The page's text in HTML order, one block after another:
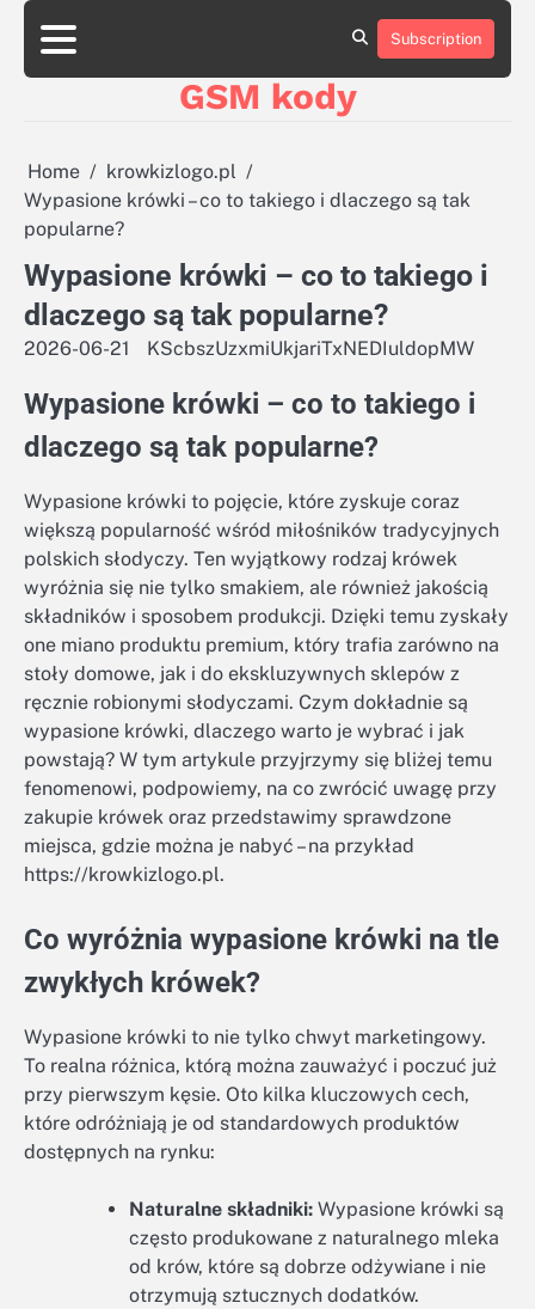
Skip
content
aluminumboatplans.com
dobra-
boatplans.eu
Kontakt
Subscription
GSM kody
Home
krowkizlogo.pl
Wypasione krówki – co to takiego i dlaczego są tak
popularne?
Wypasione krówki – co to takiego i
dlaczego są tak popularne?
2026-06-21 KScbszUzxmiUkjariTxNEDIuldopMW
Wypasione krówki – co to takiego i
dlaczego są tak popularne?
Wypasione krówki to pojęcie, które zyskuje coraz
większą popularność wśród miłośników tradycyjnych
polskich słodyczy. Ten wyjątkowy rodzaj krówek
wyróżnia się nie tylko smakiem, ale również jakością
składników i sposobem produkcji. Dzięki temu zyskały
one miano produktu premium, który trafia zarówno na
stoły domowe, jak i do ekskluzywnych sklepów z
ręcznie robionymi słodyczami. Czym dokładnie są
wypasione krówki, dlaczego warto je wybrać i jak
powstają? W tym artykule przyjrzymy się bliżej temu
fenomenowi, podpowiemy, na co zwrócić uwagę przy
zakupie krówek oraz przedstawimy sprawdzone
miejsca, gdzie można je nabyć – na przykład
https://krowkizlogo.pl.
Co wyróżnia wypasione krówki na tle
zwykłych krówek?
Wypasione krówki to nie tylko chwyt marketingowy.
To realna różnica, którą można zauważyć i poczuć już
przy pierwszym kęsie. Oto kilka kluczowych cech,
które odróżniają je od standardowych produktów
dostępnych na rynku:
Naturalne składniki: Wypasione krówki są
często produkowane z naturalnego mleka
od krów, które są dobrze odżywiane i nie
otrzymują sztucznych dodatków.